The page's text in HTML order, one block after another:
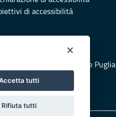
di accessibilità
al sito di Protezione Civile Puglia
×
tutti
Rifiuta tutti